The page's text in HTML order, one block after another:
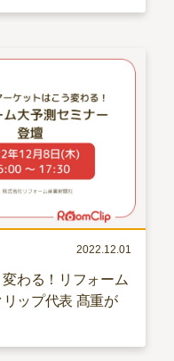
2022.12.01
変わる！リフォーム
ップ代表 髙重が